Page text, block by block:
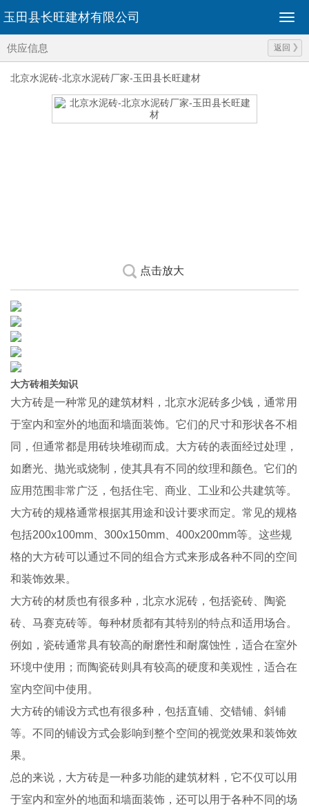
玉田县长旺建材有限公司
供应信息 返回
北京水泥砖-北京水泥砖厂家-玉田县长旺建材
点击放大
大方砖相关知识
大方砖是一种常见的建筑材料，北京水泥砖多少钱，通常用
于室内和室外的地面和墙面装饰。它们的尺寸和形状各不相
同，但通常都是用砖块堆砌而成。大方砖的表面经过处理，
如磨光、抛光或烧制，使其具有不同的纹理和颜色。它们的
应用范围非常广泛，包括住宅、商业、工业和公共建筑等。
大方砖的规格通常根据其用途和设计要求而定。常见的规格
包括200x100mm、300x150mm、400x200mm等。这些规
格的大方砖可以通过不同的组合方式来形成各种不同的空间
和装饰效果。
大方砖的材质也有很多种，北京水泥砖，包括瓷砖、陶瓷
砖、马赛克砖等。每种材质都有其特别的特点和适用场合。
例如，瓷砖通常具有较高的耐磨性和耐腐蚀性，适合在室外
环境中使用；而陶瓷砖则具有较高的硬度和美观性，适合在
室内空间中使用。
大方砖的铺设方式也有很多种，包括直铺、交错铺、斜铺
等。不同的铺设方式会影响到整个空间的视觉效果和装饰效
果。
总的来说，大方砖是一种多功能的建筑材料，它不仅可以用
于室内和室外的地面和墙面装饰，还可以用于各种不同的场